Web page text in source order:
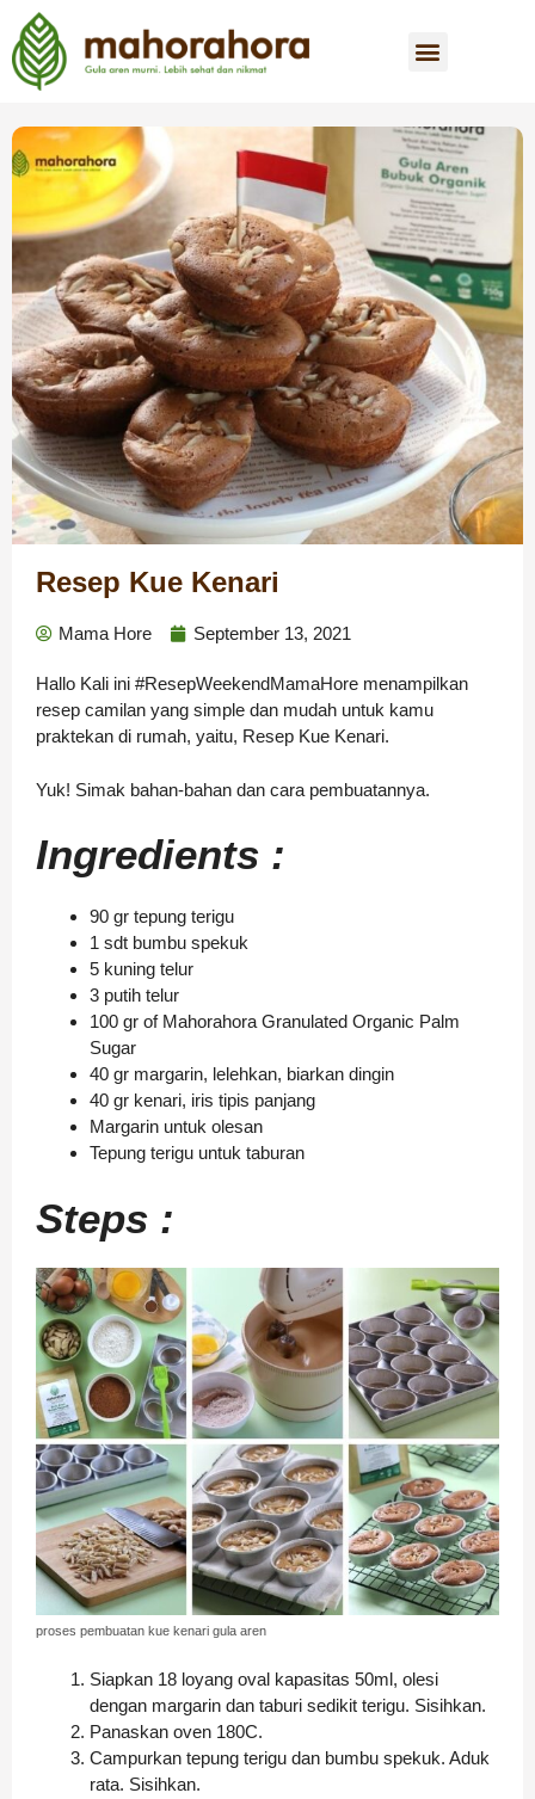
Resep Kue Kenari
Mama Hore September 13, 2021
Hallo Kali ini #ResepWeekendMamaHore menampilkan
resep camilan yang simple dan mudah untuk kamu
praktekan di rumah, yaitu, Resep Kue Kenari.
Yuk! Simak bahan-bahan dan cara pembuatannya.
Ingredients :
90 gr tepung terigu
1 sdt bumbu spekuk
5 kuning telur
3 putih telur
100 gr of Mahorahora Granulated Organic Palm
Sugar
40 gr margarin, lelehkan, biarkan dingin
40 gr kenari, iris tipis panjang
Margarin untuk olesan
Tepung terigu untuk taburan
Steps :
proses pembuatan kue kenari gula aren
Siapkan 18 loyang oval kapasitas 50ml, olesi
dengan margarin dan taburi sedikit terigu. Sisihkan.
Panaskan oven 180C.
Campurkan tepung terigu dan bumbu spekuk. Aduk
rata. Sisihkan.